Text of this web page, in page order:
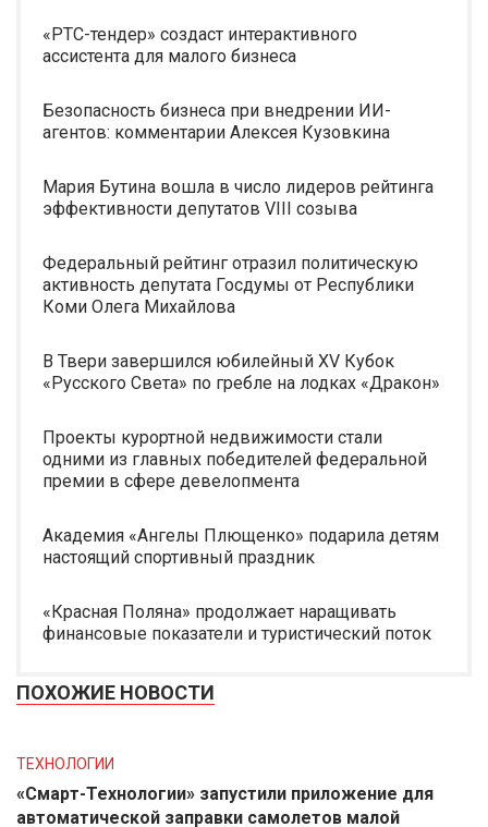
«РТС-тендер» создаст интерактивного
ассистента для малого бизнеса
Безопасность бизнеса при внедрении ИИ-
агентов: комментарии Алексея Кузовкина
Мария Бутина вошла в число лидеров рейтинга
эффективности депутатов VIII созыва
Федеральный рейтинг отразил политическую
активность депутата Госдумы от Республики
Коми Олега Михайлова
В Твери завершился юбилейный XV Кубок
«Русского Света» по гребле на лодках «Дракон»
Проекты курортной недвижимости стали
одними из главных победителей федеральной
премии в сфере девелопмента
Академия «Ангелы Плющенко» подарила детям
настоящий спортивный праздник
«Красная Поляна» продолжает наращивать
финансовые показатели и туристический поток
ПОХОЖИЕ НОВОСТИ
ТЕХНОЛОГИИ
«Смарт-Технологии» запустили приложение для
автоматической заправки самолетов малой